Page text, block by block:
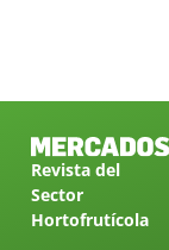
Revista del
Sector
Hortofrutícola